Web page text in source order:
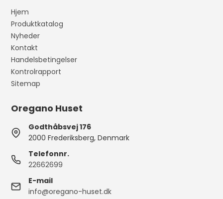
Hjem
Produktkatalog
Nyheder
Kontakt
Handelsbetingelser
Kontrolrapport
Sitemap
Oregano Huset
Godthåbsvej 176
2000 Frederiksberg, Denmark
Telefonnr.
22662699
E-mail
info@oregano-huset.dk